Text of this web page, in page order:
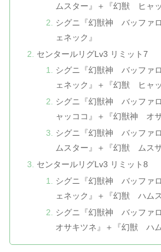
ムスター』＋『幻獣 ヒャッ
シグニ『幻獣神 バッファ
ェネック』
センタールリグLv3 リミット7
シグニ『幻獣神 バッファ
ェネック』＋『幻獣 ヒャッ
シグニ『幻獣神 バッファ
ャッココ』＋『幻獣神 オサ
シグニ『幻獣神 バッファ
ムスター』＋『幻獣 ムスザ
センタールリグLv3 リミット8
シグニ『幻獣神 バッファ
ェネック』＋『幻獣 ハムス
シグニ『幻獣神 バッファ
オサキツネ』＋『幻獣 ハム